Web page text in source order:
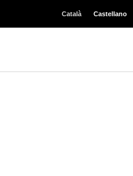
Català Castellano